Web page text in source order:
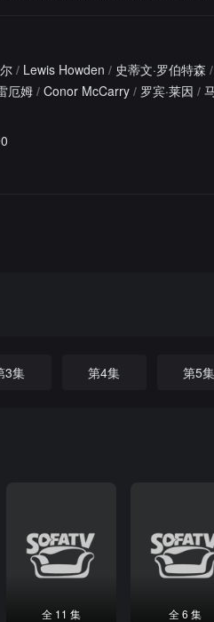
/ Lewis Howden / 史蒂文·罗伯特森 /
厄姆/ Conor McCarry / 罗宾·莱因 /
3集 第4集 第5集
全 11 集 全 6 集